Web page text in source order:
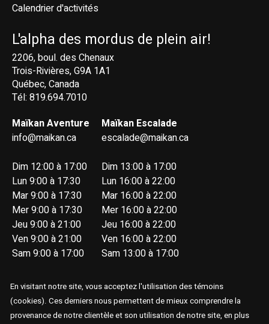
Calendrier d'activités
L'alpha des mordus de plein air!
2206, boul. des Chenaux
Trois-Rivières, G9A 1A1
Québec, Canada
Tél: 819.694.7010
Maïkan Aventure
info@maikan.ca
Dim 12:00 à 17:00
Lun 9:00 à 17:30
Mar 9:00 à 17:30
Mer 9:00 à 17:30
Jeu 9:00 à 21:00
Ven 9:00 à 21:00
Sam 9:00 à 17:00
Maïkan Escalade
escalade@maikan.ca
Dim 13:00 à 17:00
Lun 16:00 à 22:00
Mar 16:00 à 22:00
Mer 16:00 à 22:00
Jeu 16:00 à 22:00
Ven 16:00 à 22:00
Sam 13:00 à 17:00
En visitant notre site, vous acceptez l'utilisation des témoins
(cookies). Ces derniers nous permettent de mieux comprendre la
provenance de notre clientèle et son utilisation de notre site, en plus